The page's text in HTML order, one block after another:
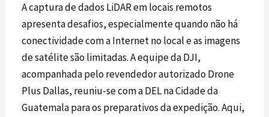
A captura de dados LiDARem locais remotos
apresenta desafios, especialmente quando não há
conectividade com a Internet no local e as imagens
de satélite são limitadas. A equipe daDJI,
acompanhada pelo revendedor autorizado Drone
Plus Dallas, reuniu-se com a DEL na Cidade da
Guatemala para os preparativos da expedição. Aqui,